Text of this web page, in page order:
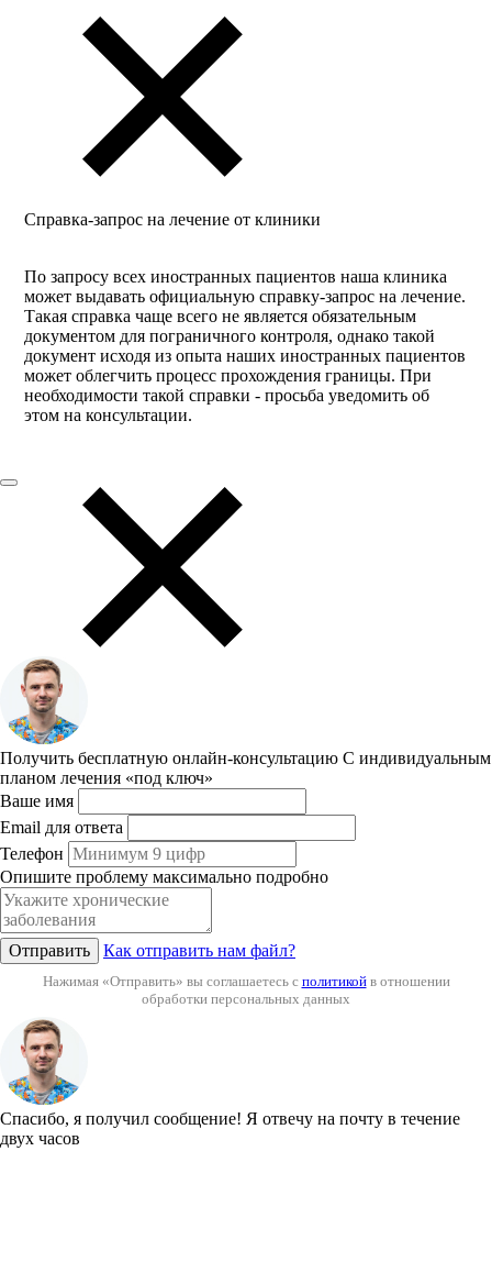
Справка-запрос на лечение от клиники
По запросу всех иностранных пациентов наша клиника
может выдавать официальную справку-запрос на лечение.
Такая справка чаще всего не является обязательным
документом для пограничного контроля, однако такой
документ исходя из опыта наших иностранных пациентов
может облегчить процесс прохождения границы. При
необходимости такой справки - просьба уведомить об
этом на консультации.
Получить бесплатную онлайн-консультацию С индивидуальным
планом лечения «под ключ»
Ваше имя
Email для ответа
Телефон
Опишите проблему максимально подробно
Отправить Как отправить нам файл?
Нажимая «Отправить» вы соглашаетесь с политикойв отношении
обработки персональных данных
Спасибо, я получил сообщение! Я отвечу на почту в течение
двух часов